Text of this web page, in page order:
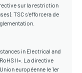
sur la restriction
TSC s'efforcera de
in Electrical and
II». La directive
européenne le 1er